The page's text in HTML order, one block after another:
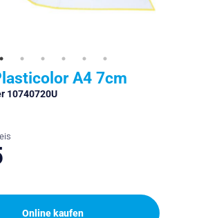
A4 7cm
10740720U
Online kaufen